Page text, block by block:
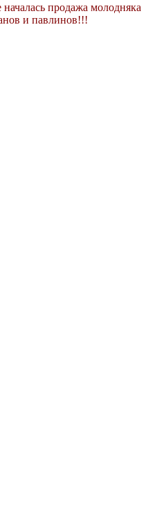
продажа молодняка
и павлинов!!!